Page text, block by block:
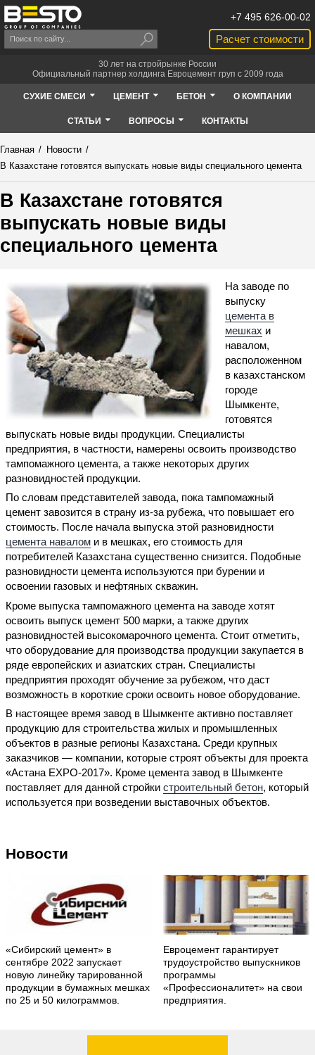
Расчет стоимости
+7 495 626-00-02
30 лет на стройрынке России
Официальный партнер холдинга Евроцемент груп с 2009 года
СУХИЕ СМЕСИ ЦЕМЕНТ БЕТОН О КОМПАНИИ
СТАТЬИ ВОПРОСЫ КОНТАКТЫ
Главная / Новости /
В Казахстане готовятся выпускать новые виды специального цемента
В Казахстане готовятся
выпускать новые виды
специального цемента
На заводе по
выпуску
цемента в
мешках и
навалом,
расположенном
в казахстанском
городе
Шымкенте,
готовятся
выпускать новые виды продукции. Специалисты
предприятия, в частности, намерены освоить производство
тампомажного цемента, а также некоторых других
разновидностей продукции.
По словам представителей завода, пока тампомажный
цемент завозится в страну из-за рубежа, что повышает его
стоимость. После начала выпуска этой разновидности
цемента навалом и в мешках, его стоимость для
потребителей Казахстана существенно снизится. Подобные
разновидности цемента используются при бурении и
освоении газовых и нефтяных скважин.
Кроме выпуска тампомажного цемента на заводе хотят
освоить выпуск цемент 500 марки, а также других
разновидностей высокомарочного цемента. Стоит отметить,
что оборудование для производства продукции закупается в
ряде европейских и азиатских стран. Специалисты
предприятия проходят обучение за рубежом, что даст
возможность в короткие сроки освоить новое оборудование.
В настоящее время завод в Шымкенте активно поставляет
продукцию для строительства жилых и промышленных
объектов в разные регионы Казахстана. Среди крупных
заказчиков — компании, которые строят объекты для проекта
«Астана EXPO-2017». Кроме цемента завод в Шымкенте
поставляет для данной стройки строительный бетон, который
используется при возведении выставочных объектов.
Новости
«Сибирский цемент» в
сентябре 2022 запускает
новую линейку тарированной
продукции в бумажных мешках
по 25 и 50 килограммов.
Евроцемент гарантирует
трудоустройство выпускников
программы
«Профессионалитет» на свои
предприятия.